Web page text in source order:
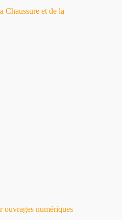
Chaussure et de la
ouvrages numériques